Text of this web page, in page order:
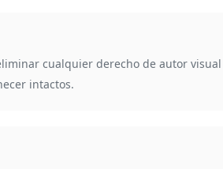
cualquier derecho de autor
intactos.